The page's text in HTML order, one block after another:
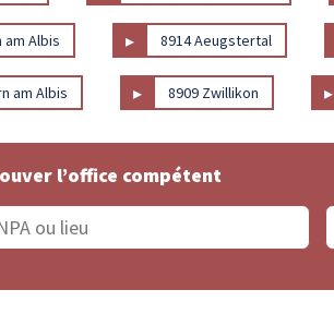
am Albis ▸ 8914 Aeugstertal
am Albis ▸ 8909 Zwillikon ▸
l’office compétent